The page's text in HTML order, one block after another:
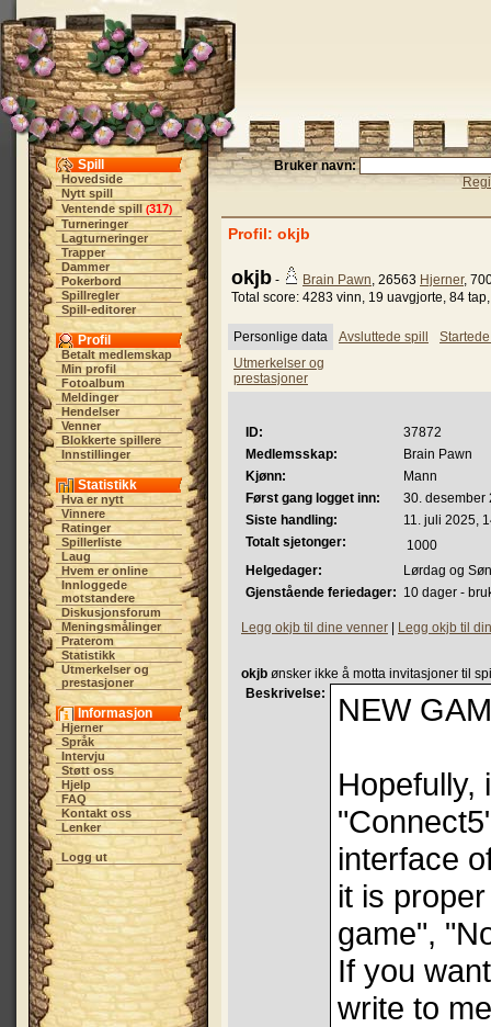
Spill
Hovedside
Nytt spill
Ventende spill (317)
Turneringer
Lagturneringer
Trapper
Dammer
Pokerbord
Spillregler
Spill-editorer
Profil
Betalt medlemskap
Min profil
Fotoalbum
Meldinger
Hendelser
Venner
Blokkerte spillere
Innstillinger
Statistikk
Hva er nytt
Vinnere
Ratinger
Spillerliste
Laug
Hvem er online
Innloggede
motstandere
Diskusjonsforum
Meningsmålinger
Praterom
Statistikk
Utmerkelser og
prestasjoner
Informasjon
Hjerner
Språk
Intervju
Støtt oss
Hjelp
FAQ
Kontakt oss
Lenker
Logg ut
Bruker navn:
Profil: okjb
okjb - Brain Pawn, 26563 Hjerner,
Total score: 4283 vinn, 19 uavgjorte, 84
Personlige data Avsluttede spill
Utmerkelser og
prestasjoner
ID:
37872
Medlemsskap:
Brain Pawn
Kjønn:
Mann
Først gang logget inn:
30. desember
Siste handling:
11. juli 2025,
Totalt sjetonger:
1000
Helgedager:
Lørdag og
Gjenstående feriedager: 10 dager -
Legg okjb til dine venner Legg okjb til
okjb ønsker ikke å motta invitasjoner til
Beskrivelse:
NEW
Hopefully,
interface
it is
game",
If you
write to